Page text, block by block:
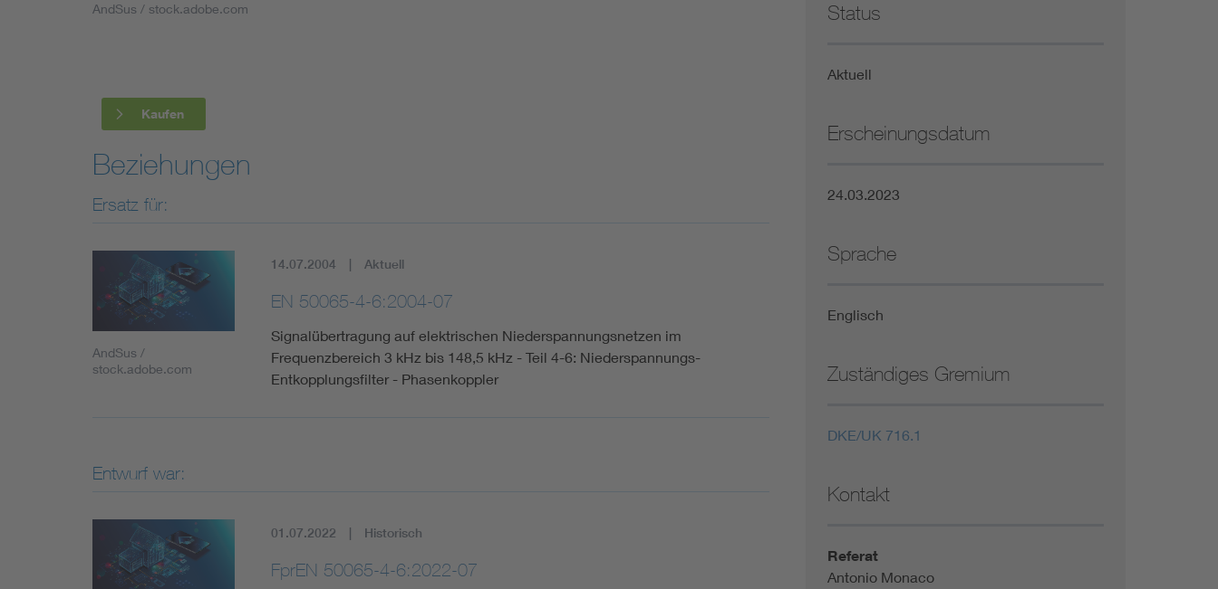
Living
Mobility
Smart Cities
AndSus / stock.adobe.com
Kaufen
Beziehungen
Ersatz für:
AndSus /
stock.adobe.com
14.07.2004 Aktuell
EN 50065-4-6:2004-07
Signalübertragung auf elektrischen Niederspannungsnetzen im
Frequenzbereich 3 kHz bis 148,5 kHz - Teil 4-6: Niederspannungs-
Entkopplungsfilter - Phasenkoppler
Entwurf war:
01.07.2022 Historisch
FprEN 50065-4-6:2022-07
Status
Aktuell
Erscheinungsdatum
24.03.2023
Sprache
Englisch
Zuständiges Gremium
DKE/UK 716.1
Kontakt
Referat
Antonio Monaco